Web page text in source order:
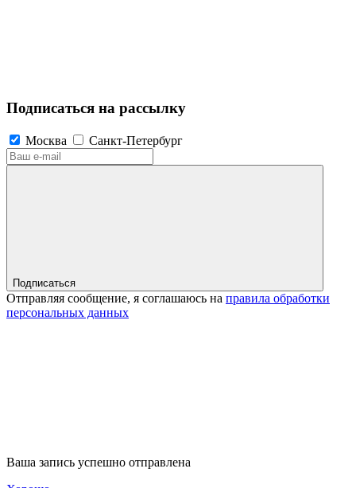
Подписаться на рассылку
Москва Санкт-Петербург
Подписаться
Отправляя сообщение, я соглашаюсь на правила обработки
персональных данных
Ваша запись успешно отправлена